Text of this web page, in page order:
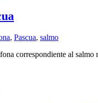
, Pascua, salmo
correspondiente al